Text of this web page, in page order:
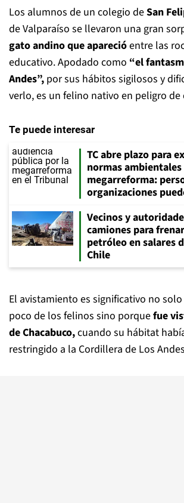
Los alumnos de un colegio deSan
de Valparaíso se llevaron una gran
gato andino que aparecióentre las
educativo. Apodado como “el
Andes”, por sus hábitos sigilosos y
verlo, es un felino nativo en peligro de
Te puede interesar
TC abre plazo para
normas ambientales
megarreforma:
organizaciones
Vecinos y
camiones para
petróleo en salares
Chile
El avistamiento es significativo no
poco de los felinos sino porquefue
de Chacabuco,cuando su hábitat
restringido a la Cordillera de Los